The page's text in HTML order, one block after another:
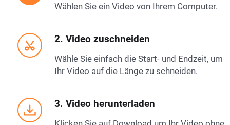
Wählen Sie ein Video von Ihrem Computer.
2. Video zuschneiden
Wähle Sie einfach die Start- und Endzeit, um
Ihr Video auf die Länge zu schneiden.
3. Video herunterladen